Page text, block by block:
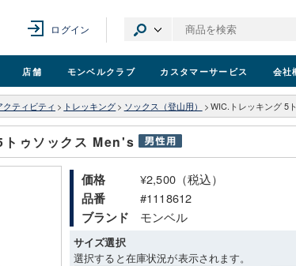
ログイン
店舗 モンベルクラブ カスタマーサービス 会社
クティビティ > トレッキング > ソックス（登山用） > WIC.トレッキング 5
トゥソックス Men's
価格 ¥2,500（税込）
品番 #1118612
ブランド モンベル
サイズ選択
選択すると在庫状況が表示されます。